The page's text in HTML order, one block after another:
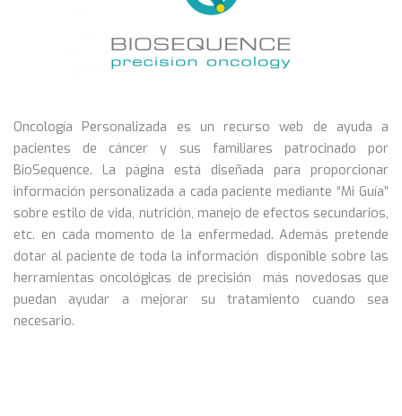
Oncología Personalizada es un recurso web de ayuda a
pacientes de cáncer y sus familiares patrocinado por
BioSequence. La página está diseñada para proporcionar
información personalizada a cada paciente mediante “Mi Guía”
sobre estilo de vida, nutrición, manejo de efectos secundarios,
etc. en cada momento de la enfermedad. Además pretende
dotar al paciente de toda la información disponible sobre las
herramientas oncológicas de precisión más novedosas que
puedan ayudar a mejorar su tratamiento cuando sea
necesario.